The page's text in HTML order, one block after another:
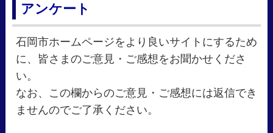
アンケート
石岡市ホームページをより良いサイトにするため
に、皆さまのご意見・ご感想をお聞かせくださ
い。
なお、この欄からのご意見・ご感想には返信でき
ませんのでご了承ください。